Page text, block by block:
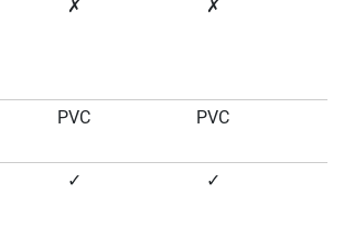
✗ ✗
PVC PVC
✓ ✓